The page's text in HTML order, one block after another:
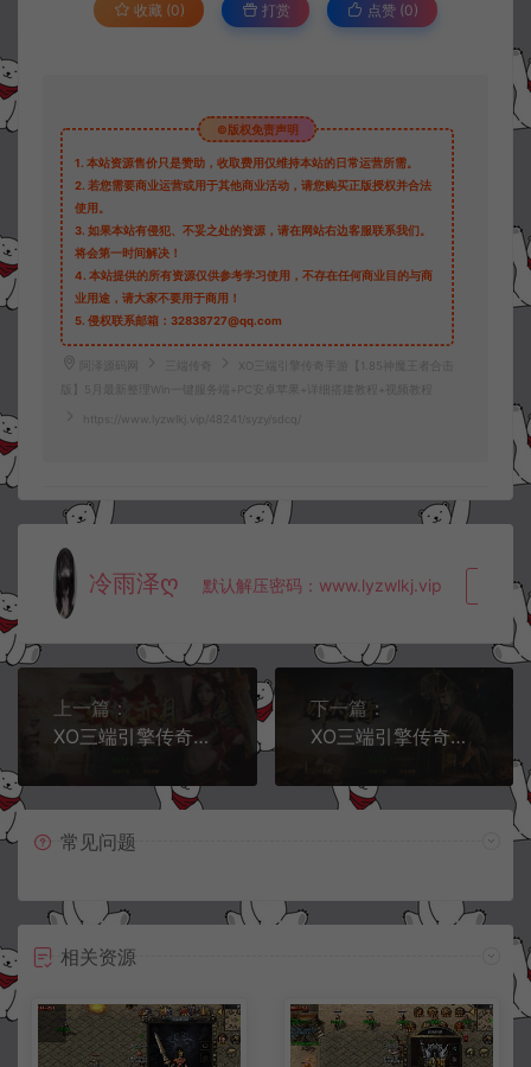
收藏 (0) 打赏 点赞 (0)
©版权免责声明
1. 本站资源售价只是赞助，收取费用仅维持本站的日常运营所需。
2. 若您需要商业运营或用于其他商业活动，请您购买正版授权并合法
使用。
3. 如果本站有侵犯、不妥之处的资源，请在网站右边客服联系我们。
将会第一时间解决！
4. 本站提供的所有资源仅供参考学习使用，不存在任何商业目的与商
业用途，请大家不要用于商用！
5. 侵权联系邮箱：32838727@qq.com
阿泽源码网 三端传奇
XO三端引擎传奇手游【1.85神魔王者合击
版】5月最新整理Win一键服务端+PC安卓苹果+详细搭建教程+视频教程
https://www.lyzwlkj.vip/48241/syzy/sdcq/
冷雨泽ღ 默认解压密码：www.lyzwlkj.vip 复
上一篇：
XO三端引擎传奇手游【1.76轩辕赤月金币版】5月最新整理Win一键服务端+PC安卓苹果+详细搭建教程+视频教程
下一篇：
XO三端引擎传奇手游【1.80烽火传奇合击版】5月最新整理Win一键服务端+PC安卓苹果+详细搭建教程+视频教程
常见问题
相关资源